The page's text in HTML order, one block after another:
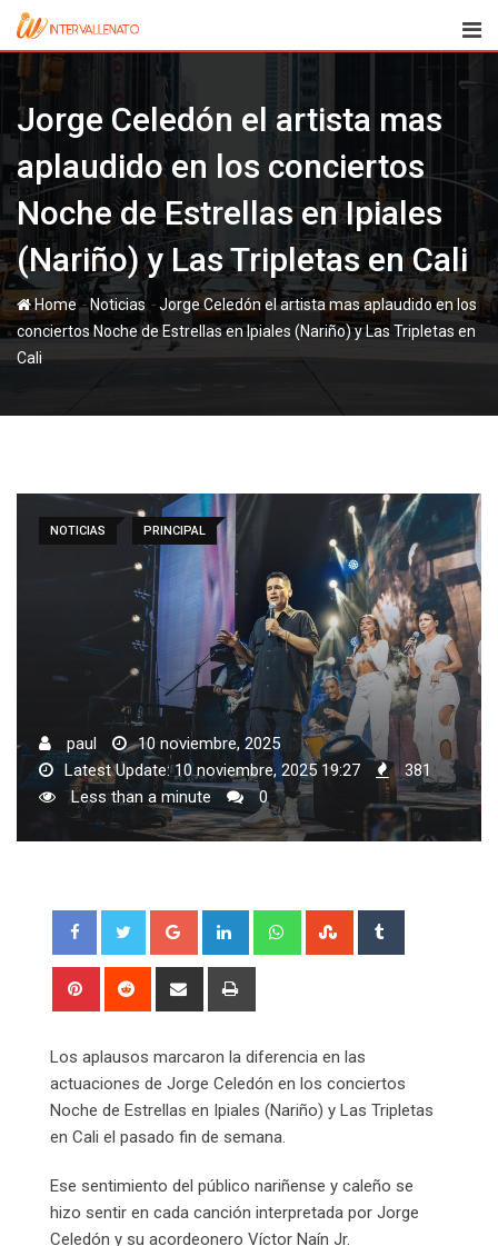
Skip
content
Jorge Celedón el artista mas
aplaudido en los conciertos
Noche de Estrellas en Ipiales
(Nariño) y Las Tripletas en Cali
Home-Noticias-Jorge Celedón el artista mas aplaudido en los
conciertos Noche de Estrellas en Ipiales (Nariño) y Las Tripletas en
Cali
NOTICIAS PRINCIPAL
paul
10 noviembre, 2025
Latest Update: 10 noviembre, 2025 19:27
381
Less than a minute
0
Google+ LinkedIn WhatsappStumbleUpon
Pinterest Reddit
Share
Los aplausos marcaron la diferencia en las
actuaciones de Jorge Celedón en los conciertos
Noche de Estrellas en Ipiales (Nariño) y Las Tripletas
en Cali el pasado fin de semana.
Ese sentimiento del público nariñense y caleño se
hizo sentir en cada canción interpretada por Jorge
Celedón y su acordeonero Víctor Naín Jr.